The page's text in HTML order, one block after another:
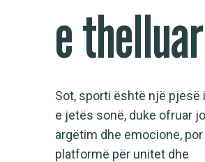
e thelluar
Sot, sporti është një pjesë
e jetës sonë, duke ofruar
argëtim dhe emocione,
platformë për unitet dhe